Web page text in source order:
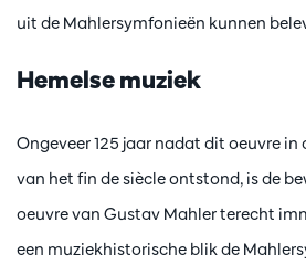
uit de Mahlersymfonieën kunnen
Hemelse muziek
Ongeveer 125 jaar nadat dit oeuvre in
van het fin de siècle ontstond, is de
oeuvre van Gustav Mahler terecht
een muziekhistorische blik de